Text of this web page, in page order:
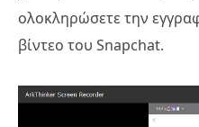
ολοκληρώσετε την
βίντεο του Snapchat.